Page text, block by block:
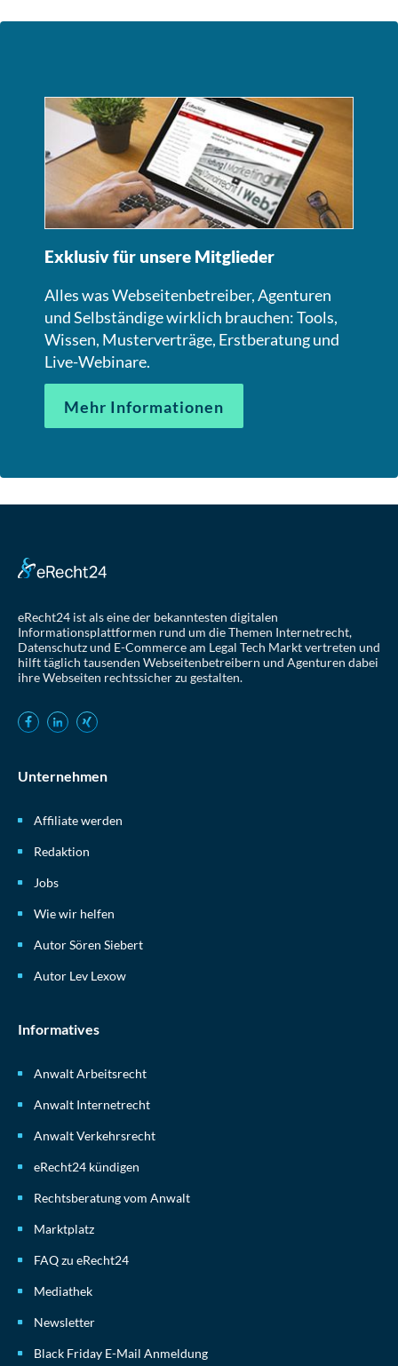
Exklusiv für unsere Mitglieder
Alles was Webseitenbetreiber, Agenturen
und Selbständige wirklich brauchen: Tools,
Wissen, Musterverträge, Erstberatung und
Live-Webinare.
Mehr Informationen
eRecht24 ist als eine der bekanntesten digitalen
Informationsplattformen rund um die Themen Internetrecht,
Datenschutz und E-Commerce am Legal Tech Markt vertreten und
hilft täglich tausenden Webseitenbetreibern und Agenturen dabei
ihre Webseiten rechtssicher zu gestalten.
Unternehmen
Affiliate werden
Redaktion
Jobs
Wie wir helfen
Autor Sören Siebert
Autor Lev Lexow
Informatives
Anwalt Arbeitsrecht
Anwalt Internetrecht
Anwalt Verkehrsrecht
eRecht24 kündigen
Rechtsberatung vom Anwalt
Marktplatz
FAQ zu eRecht24
Mediathek
Newsletter
Black Friday E-Mail Anmeldung